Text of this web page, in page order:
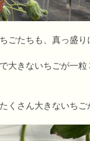
ごたちも、真っ盛り
大きないちごが一
くさん大きないちご